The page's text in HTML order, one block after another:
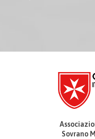
Sovrano